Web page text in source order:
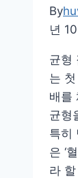
By
년
균형
는
배를
균형
특히
은 ‘
라